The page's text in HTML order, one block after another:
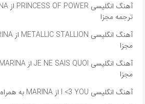
ترجمه مجزا
مجزا
مجزا
آهنگ انگلیسی I <3 YOU از MARINA به همراه متن و ترجمه مجزا